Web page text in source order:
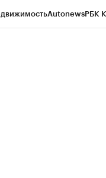
AutonewsРБК